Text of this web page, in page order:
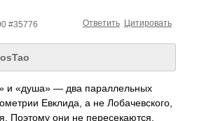
#35776 Цитировать
Ответить
и «душа» — два параллельных
Евклида, а не Лобачевского,
Поэтому они не пересекаются.